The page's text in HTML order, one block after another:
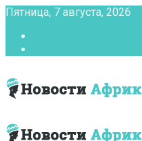
Пятница, 7 августа, 2026